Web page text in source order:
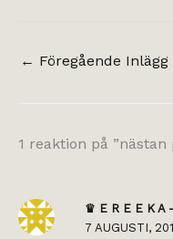
← Föregående Inlägg
1 reaktion på ”nästan
♛ E R E E K A
7 AUGUSTI,